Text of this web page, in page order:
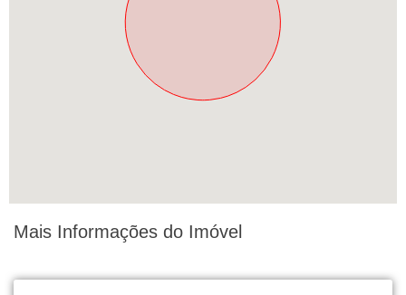
Mais Informações do Imóvel